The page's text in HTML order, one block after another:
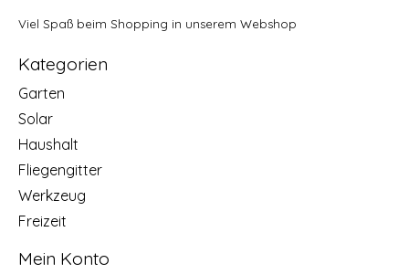
Viel Spaß beim Shopping in unserem Webshop
Kategorien
Garten
Solar
Haushalt
Fliegengitter
Werkzeug
Freizeit
Mein Konto